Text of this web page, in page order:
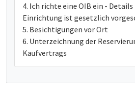
Ich richte eine OIB ein - Details
Einrichtung ist gesetzlich
Besichtigungen vor Ort
Unterzeichnung der
Kaufvertrags